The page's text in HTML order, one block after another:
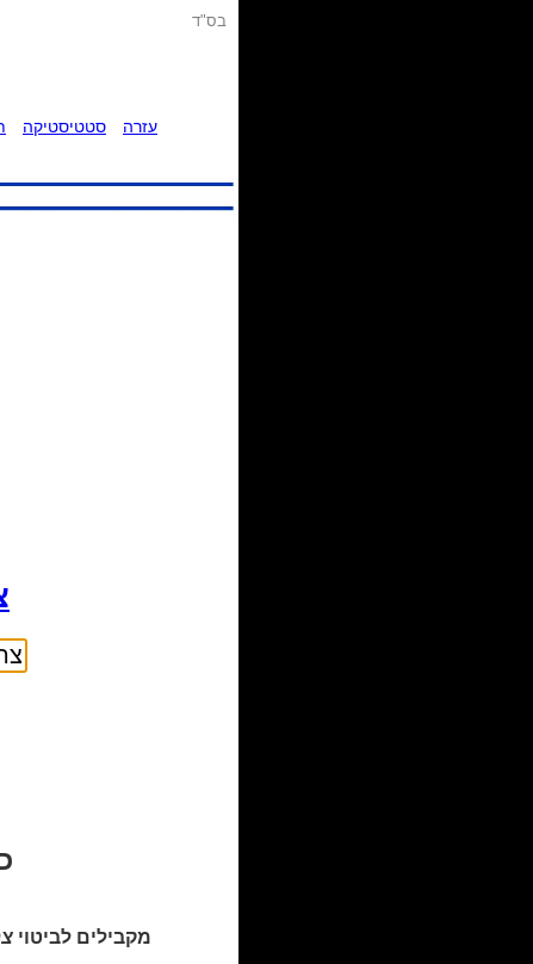
בס"ד
עזרה סטטיסטיקה
מקבילים לביטוי